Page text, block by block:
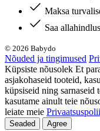
Maksa
Saa
© 2026 Babydo
Nõuded ja tingimused
Küpsiste nõusolek Et
asjakohaseid tooteid,
küpsiseid ning
kasutame ainult teie
leiate meie
Seaded Agree